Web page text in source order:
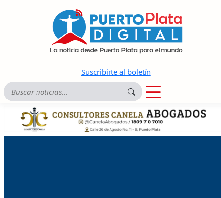
Suscribirte al boletín